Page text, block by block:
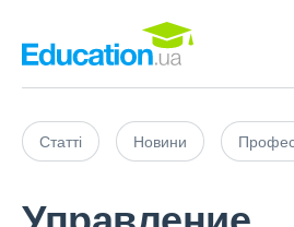
Статті Новини